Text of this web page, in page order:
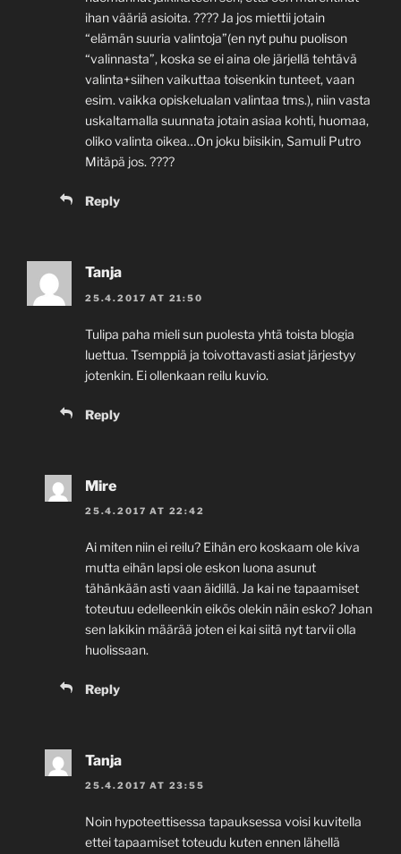
ihan vääriä asioita. ???? Ja jos miettii jotain
“elämän suuria valintoja”(en nyt puhu puolison
“valinnasta”, koska se ei aina ole järjellä tehtävä
valinta+siihen vaikuttaa toisenkin tunteet, vaan
esim. vaikka opiskelualan valintaa tms.), niin vasta
uskaltamalla suunnata jotain asiaa kohti, huomaa,
oliko valinta oikea…On joku biisikin, Samuli Putro
Mitäpä jos. ????
Reply
Tanja
25.4.2017 AT 21:50
Tulipa paha mieli sun puolesta yhtä toista blogia
luettua. Tsemppiä ja toivottavasti asiat järjestyy
jotenkin. Ei ollenkaan reilu kuvio.
Reply
Mire
25.4.2017 AT 22:42
Ai miten niin ei reilu? Eihän ero koskaam ole kiva
mutta eihän lapsi ole eskon luona asunut
tähänkään asti vaan äidillä. Ja kai ne tapaamiset
toteutuu edelleenkin eikös olekin näin esko? Johan
sen lakikin määrää joten ei kai siitä nyt tarvii olla
huolissaan.
Reply
Tanja
25.4.2017 AT 23:55
Noin hypoteettisessa tapauksessa voisi kuvitella
ettei tapaamiset toteudu kuten ennen lähellä